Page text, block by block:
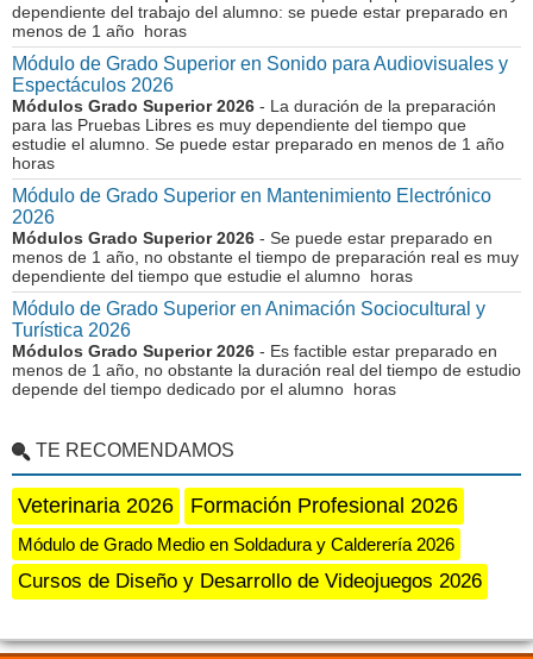
dependiente del trabajo del alumno: se puede estar preparado en
menos de 1 año horas
Módulo de Grado Superior en Sonido para Audiovisuales y
Espectáculos 2026
Módulos Grado Superior 2026 - La duración de la preparación
para las Pruebas Libres es muy dependiente del tiempo que
estudie el alumno. Se puede estar preparado en menos de 1 año
horas
Módulo de Grado Superior en Mantenimiento Electrónico
2026
Módulos Grado Superior 2026 - Se puede estar preparado en
menos de 1 año, no obstante el tiempo de preparación real es muy
dependiente del tiempo que estudie el alumno horas
Módulo de Grado Superior en Animación Sociocultural y
Turística 2026
Módulos Grado Superior 2026 - Es factible estar preparado en
menos de 1 año, no obstante la duración real del tiempo de estudio
depende del tiempo dedicado por el alumno horas
TE RECOMENDAMOS
Veterinaria 2026 Formación Profesional 2026
Módulo de Grado Medio en Soldadura y Calderería 2026
Cursos de Diseño y Desarrollo de Videojuegos 2026